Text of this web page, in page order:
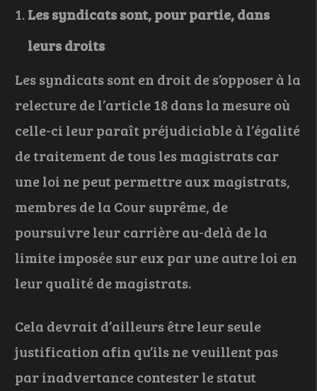
Les syndicats sont, pour partie, dans
leurs droits
Les syndicats sont en droit de s’opposer à la
relecture de l’article 18 dans la mesure où
celle-ci leur paraît préjudiciable à l’égalité
de traitement de tous les magistrats car
une loi ne peut permettre aux magistrats,
membres de la Cour suprême, de
poursuivre leur carrière au-delà de la
limite imposée sur eux par une autre loi en
leur qualité de magistrats.
Cela devrait d’ailleurs être leur seule
justification afin qu’ils ne veuillent pas
par inadvertance contester le statut